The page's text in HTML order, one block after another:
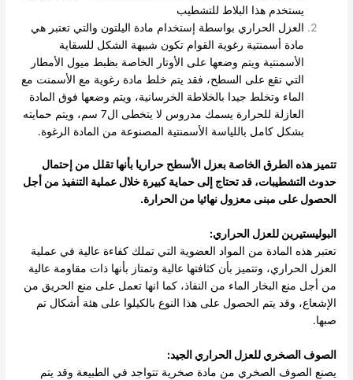
يستخدم هذا البلاط للتشطيب
العزل الحراري بواسطة إستخدام مادة اليلتون والتي تعتبر هي
مادة أسمنتية رغوية القوام تكون شبيهة الشكل للسقاية
الأسمنتية ويتم وضعها على الأوتار الخاصة بظبط ميول الأمطار
التي تقع على السطح، فقد يتم خلط مادة رغوية مع الأسمنت مع
الماء وتخلط جيدا بالخلاطة الخرسانية، ويتم وضعها فوق المادة
العازلة للحرارة يسمك مدروس لا يتخطى ال7 سم، ويتم حمايته
بشكل كامل باللياسة الأسمنتية المصنوعة من المادة الرغوة.
تتميز هذه الطرق الخاصة بعزل الأسطح حراريا بأنها تقلل من إحتمال
حدوث التشطيبات، قد تحتاج إلى حماية كبيرة خلال عملية التنفيذ من أجل
الحصول على مبنى معزول نهائيا من الحرارة.
البوليستيرين للعزل الحراري:
تعتبر هذه المادة من المواد العضوية التي تملك كفاءة عالية في عملية
العزل الحراري، وتتميز بأن كثافتها عالية وتمتاز بأنها ذات مقاومة عالية
من أجل منع البخار الماء من النفاذ، كما انها تعمل على منع الحريق من
الإشعاع، وقد يتم الحصول على هذا النوع بالكيلوا على هئة أشكال تم
صبها.
الصوف الصخري للعزل الحراري الجيد:
يصنع الصوف الصخري من مادة صخرية تتواجد في الطبيعة وقد يتم